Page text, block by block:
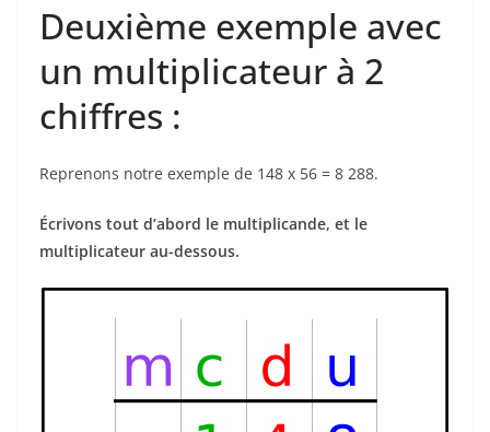
Deuxième exemple avec
un multiplicateur à 2
chiffres :
Reprenons notre exemple de 148 x 56 = 8 288.
Écrivons tout d’abord le multiplicande, et le
multiplicateur au-dessous.